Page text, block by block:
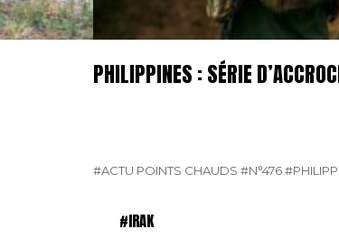
PHILIPPINES : SÉRIE
#ACTU POINTS CHAUDS #N°476
#IRAK